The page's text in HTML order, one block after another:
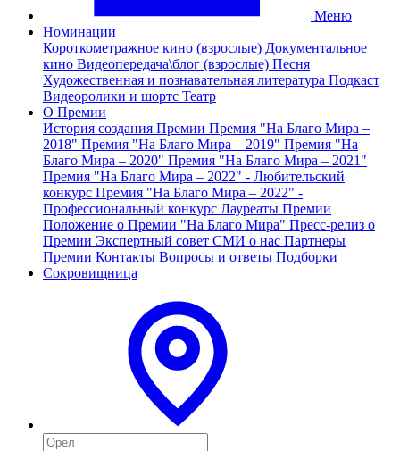
Меню
Номинации
Короткометражное кино (взрослые) Документальное
кино Видеопередача\блог (взрослые) Песня
Художественная и познавательная литература Подкаст
Видеоролики и шортс Театр
О Премии
История создания Премии Премия "На Благо Мира –
2018" Премия "На Благо Мира – 2019" Премия "На
Благо Мира – 2020" Премия "На Благо Мира – 2021"
Премия "На Благо Мира – 2022" - Любительский
конкурс Премия "На Благо Мира – 2022" -
Профессиональный конкурс Лауреаты Премии
Положение о Премии "На Благо Мира" Пресс-релиз о
Премии Экспертный совет СМИ о нас Партнеры
Премии Контакты Вопросы и ответы Подборки
Сокровищница